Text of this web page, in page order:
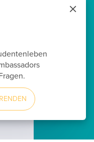
possible
to
of cookies.